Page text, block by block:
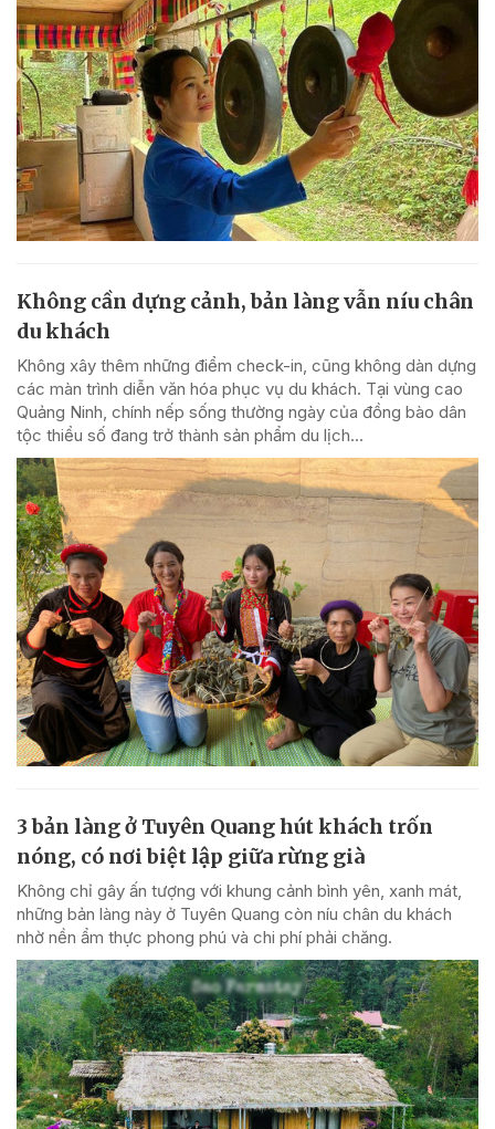
Không cần dựng cảnh, bản làng vẫn níu chân
du khách
Không xây thêm những điểm check-in, cũng không dàn dựng
các màn trình diễn văn hóa phục vụ du khách. Tại vùng cao
Quảng Ninh, chính nếp sống thường ngày của đồng bào dân
tộc thiểu số đang trở thành sản phẩm du lịch...
3 bản làng ở Tuyên Quang hút khách trốn
nóng, có nơi biệt lập giữa rừng già
Không chỉ gây ấn tượng với khung cảnh bình yên, xanh mát,
những bản làng này ở Tuyên Quang còn níu chân du khách
nhờ nền ẩm thực phong phú và chi phí phải chăng.